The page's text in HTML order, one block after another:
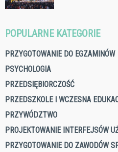
POPULARNE KATEGORIE
PRZYGOTOWANIE DO EGZAMINÓW
PSYCHOLOGIA
PRZEDSIĘBIORCZOŚĆ
PRZEDSZKOLE I WCZESNA
PRZYWÓDZTWO
PROJEKTOWANIE INTERFEJSÓW
PRZYGOTOWANIE DO ZAWODÓW